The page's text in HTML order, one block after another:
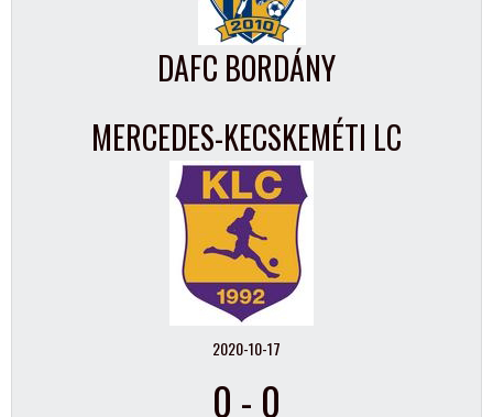
DAFC BORDÁNY
MERCEDES-KECSKEMÉTI LC
2020-10-17
0 - 0